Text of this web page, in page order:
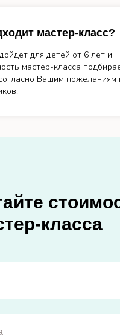
мастер-класс?
для детей от 6 лет и
мастер-класса
Вашим пожеланиям
класса